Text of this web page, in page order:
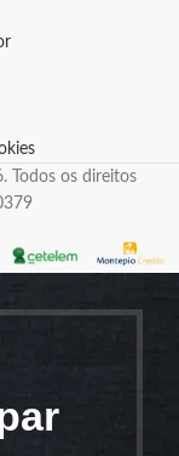
Todos os direitos